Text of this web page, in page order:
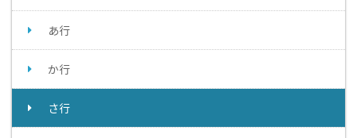
あ行
か行
さ行